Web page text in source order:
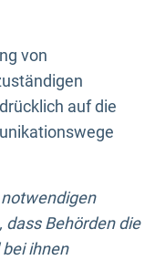
von
auf die
Behörden die
ihnen